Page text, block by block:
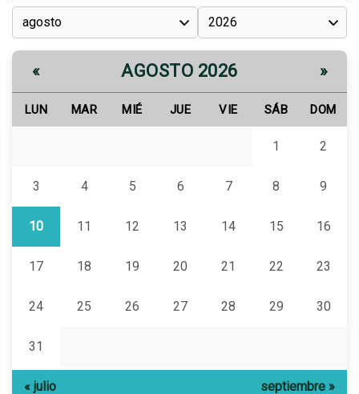
« AGOSTO 2026 »
LUN MAR MIÉ JUE VIE SÁB DOM
1 2
3 4 5 6 7 8 9
10 11 12 13 14 15 16
17 18 19 20 21 22 23
24 25 26 27 28 29 30
31
« julio septiembre »